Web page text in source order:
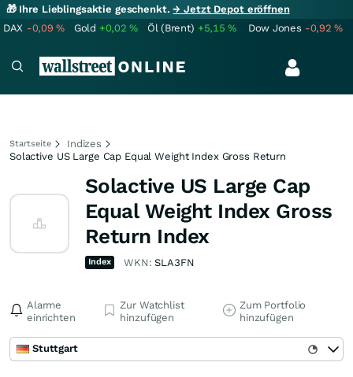
🎁 Ihre Lieblingsaktie geschenkt.→ Jetzt Depot eröffnen
DAX -0,09% Gold +0,02% Öl (Brent) +5,15% Dow Jones -0,92%
Startseite
Indizes
Solactive US Large Cap Equal Weight Index Gross Return
Solactive US Large Cap
Equal Weight Index Gross
Return Index
Index WKN:SLA3FN
Alarme
einrichten
Zur Watchlist
hinzufügen
Zum Portfolio
hinzufügen
Stuttgart